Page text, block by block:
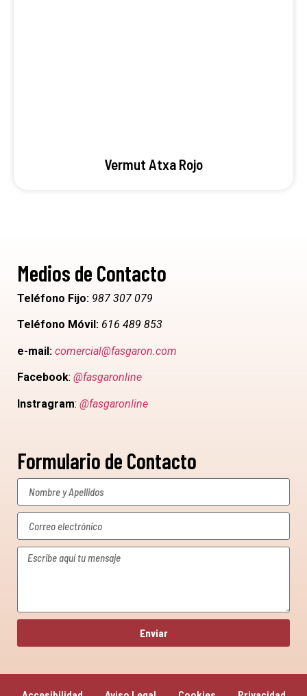
Vermut Atxa Rojo
Medios de Contacto
Teléfono Fijo: 987 307 079
Teléfono Móvil: 616 489 853
e-mail: comercial@fasgaron.com
Facebook: @fasgaronline
Instragram: @fasgaronline
Enviar
Formulario de Contacto